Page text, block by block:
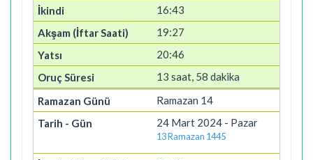
16:43
19:27
20:46
13 saat, 58 dakika
Ramazan 14
24 Mart 2024 - Pazar
13 Ramazan 1445